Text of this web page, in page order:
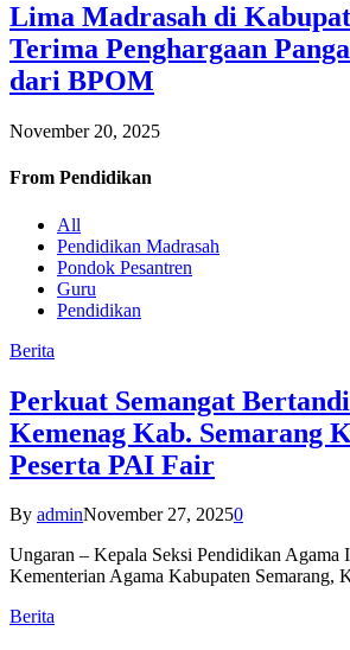
Lima Madrasah di
Terima Penghargaan
dari BPOM
November 20, 2025
From Pendidikan
All
Pendidikan Madrasah
Pondok Pesantren
Guru
Pendidikan
Berita
Perkuat Semangat
Kemenag Kab. Semarang
Peserta PAI Fair
By adminNovember 27, 20250
Ungaran – Kepala Seksi Pendidikan Agama
Kementerian Agama Kabupaten
Berita